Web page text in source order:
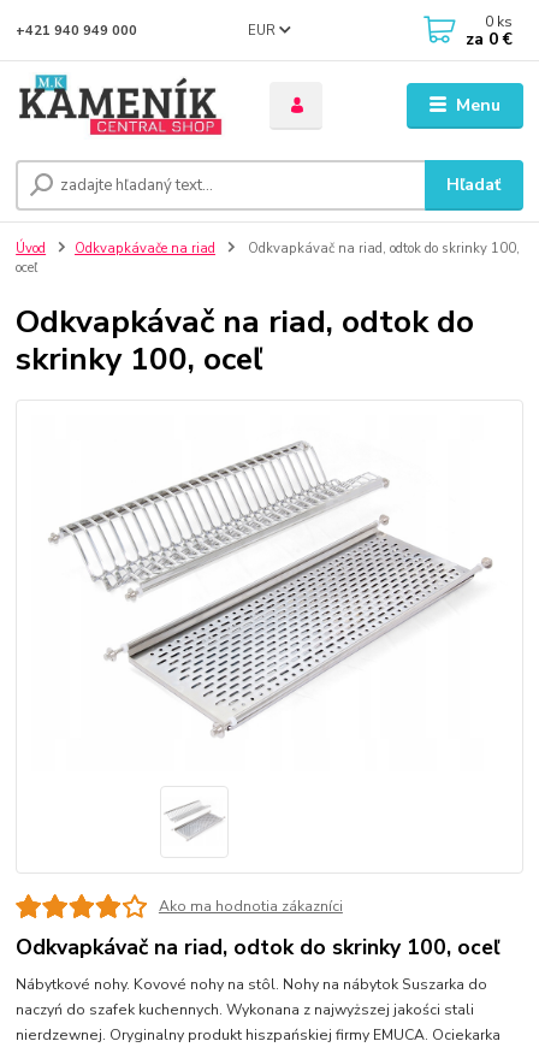
Menu
EUR
Hľadať
+421 940 949 000 0 ks
za 0 €
Úvod Odkvapkávače na riad
Odkvapkávač na riad, odtok do skrinky 100,
oceľ
Odkvapkávač na riad, odtok do
skrinky 100, oceľ
Ako ma hodnotia zákazníci
Odkvapkávač na riad, odtok do skrinky 100, oceľ
Nábytkové nohy. Kovové nohy na stôl. Nohy na nábytok Suszarka do
naczyń do szafek kuchennych. Wykonana z najwyższej jakości stali
nierdzewnej. Oryginalny produkt hiszpańskiej firmy EMUCA. Ociekarka